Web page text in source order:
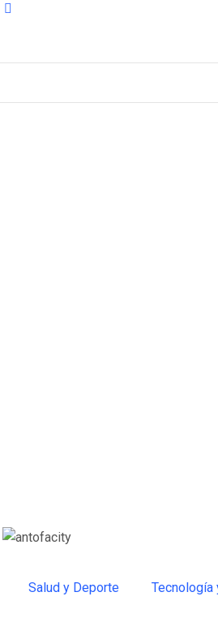
Salud y Deporte Tecnología